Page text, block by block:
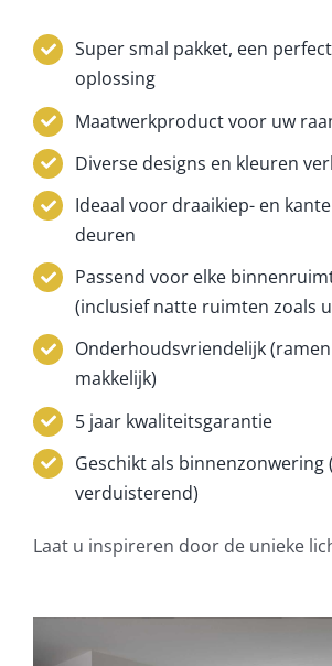
Super smal pakket, een
oplossing
Maatwerkproduct voor uw
Diverse designs en kleuren
Ideaal voor draaikiep- en
deuren
Passend voor elke
(inclusief natte ruimten zoals
Onderhoudsvriendelijk
makkelijk)
5 jaar kwaliteitsgarantie
Geschikt als binnenzonwering
verduisterend)
Laat u inspireren door de unieke